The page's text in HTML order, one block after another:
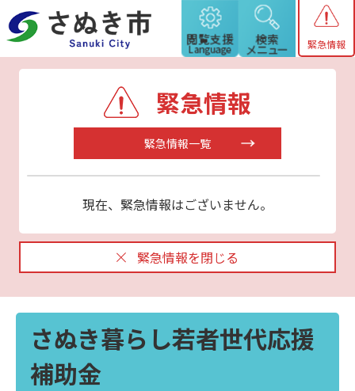
緊急情報
緊急情報
緊急情報一覧
現在、緊急情報はございません。
緊急情報を閉じる
さぬき暮らし若者世代応援
補助金